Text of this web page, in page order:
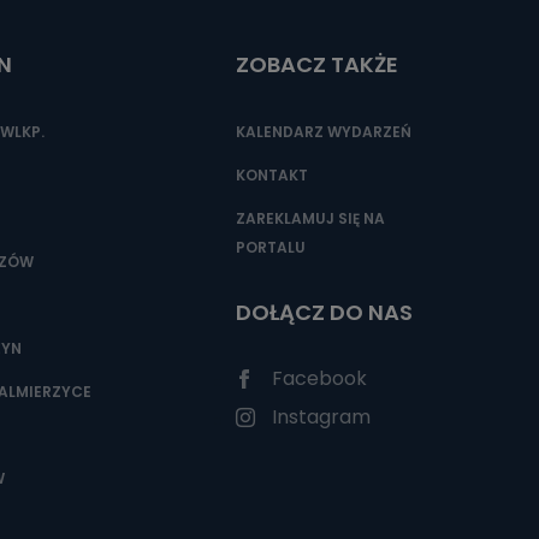
ze
ZOBACZ TAKŻE
KALENDARZ WYDARZEŃ
KONTAKT
ZAREKLAMUJ SIĘ NA
PORTALU
DOŁĄCZ DO NAS
Facebook
Instagram